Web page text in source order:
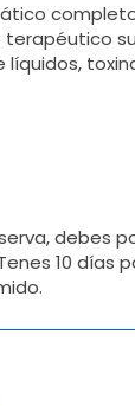
terapéutico
líquidos,
debes
10 días